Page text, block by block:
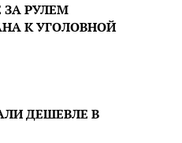
РУЛЕМ
К УГОЛОВНОЙ
ДЕШЕВЛЕ В